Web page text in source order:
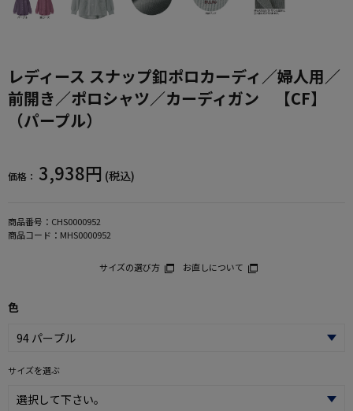
レディース スナップ釦ポロカーディ／婦人用／
前開き／ポロシャツ／カーディガン 【CF】
（パープル）
価格： 3,938円 (税込)
商品番号： CHS0000952
商品コード： MHS0000952
サイズの選び方 お直しについて
色
サイズを選ぶ